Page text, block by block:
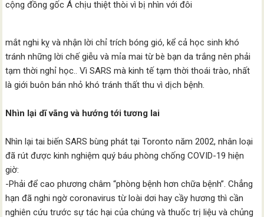
cộng đồng gốc Á chịu thiệt thòi vì bị nhìn với đôi
mắt nghi kỵ và nhận lời chỉ trích bóng gió, kể cả học sinh khó
tránh những lời chế giễu và mỉa mai từ bè bạn da trắng nên phải
tạm thời nghỉ học.. Vì SARS mà kinh tế tạm thời thoái trào, nhất
là giới buôn bán nhỏ khó tránh thất thu vì dịch bệnh.
Nhìn lại dĩ vãng và hướng tới tương lai
Nhìn lại tai biến SARS bùng phát tại Toronto năm 2002, nhân loại
đã rút được kinh nghiệm quý báu phòng chống COVID-19 hiện
giờ:
-Phải để cao phương châm “phòng bệnh hơn chữa bệnh”. Chẳng
hạn đã nghi ngờ coronavirus từ loài dơi hay cầy hương thì cần
nghiên cứu trước sự tác hại của chúng và thuốc trị liệu và chủng